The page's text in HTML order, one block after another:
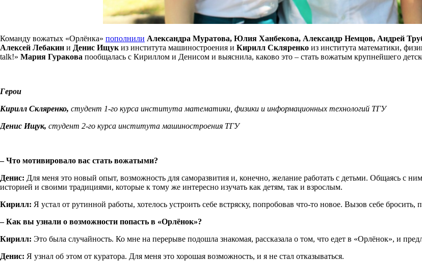
Команду вожатых «Орлёнка» пополнили Александра Муратова, Юлия Ханбекова, Александр Немцов, Андрей
Алексей Лебакин и Денис Ищук из института машиностроения и Кирилл Скляренко из института математики,
talk!» Мария Гуракова пообщалась с Кириллом и Денисом и выяснила, каково это – стать вожатым крупнейшего
Герои
Кирилл Скляренко, студент 1-го курса института математики, физики и информационных технологий ТГУ
Денис Ищук, студент 2-го курса института машиностроения ТГУ
– Что мотивировало вас стать вожатыми?
Денис: Для меня это новый опыт, возможность для саморазвития и, конечно, желание работать с детьми. Общаясь с
историей и своими традициями, которые к тому же интересно изучать как детям, так и взрослым.
Кирилл: Я устал от рутинной работы, хотелось устроить себе встряску, попробовав что-то новое. Вызов себе бросить,
– Как вы узнали о возможности попасть в «Орлёнок»?
Кирилл: Это была случайность. Ко мне на перерыве подошла знакомая, рассказала о том, что едет в «Орлёнок», и
Денис: Я узнал об этом от куратора. Для меня это хорошая возможность, и я не стал отказываться.